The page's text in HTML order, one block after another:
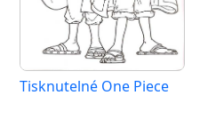
Tisknutelné One Piece